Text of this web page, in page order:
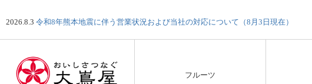
2026.8.3 令和8年熊本地震に伴う営業状況および当社の対応について（8月3日現在）
フルーツ